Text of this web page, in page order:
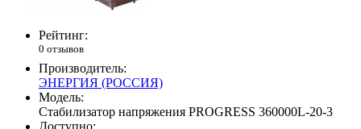
Рейтинг:
0 отзывов
Производитель:
ЭНЕРГИЯ (РОССИЯ)
Модель:
Стабилизатор напряжения PROGRESS 360000L-20-3
Доступно: